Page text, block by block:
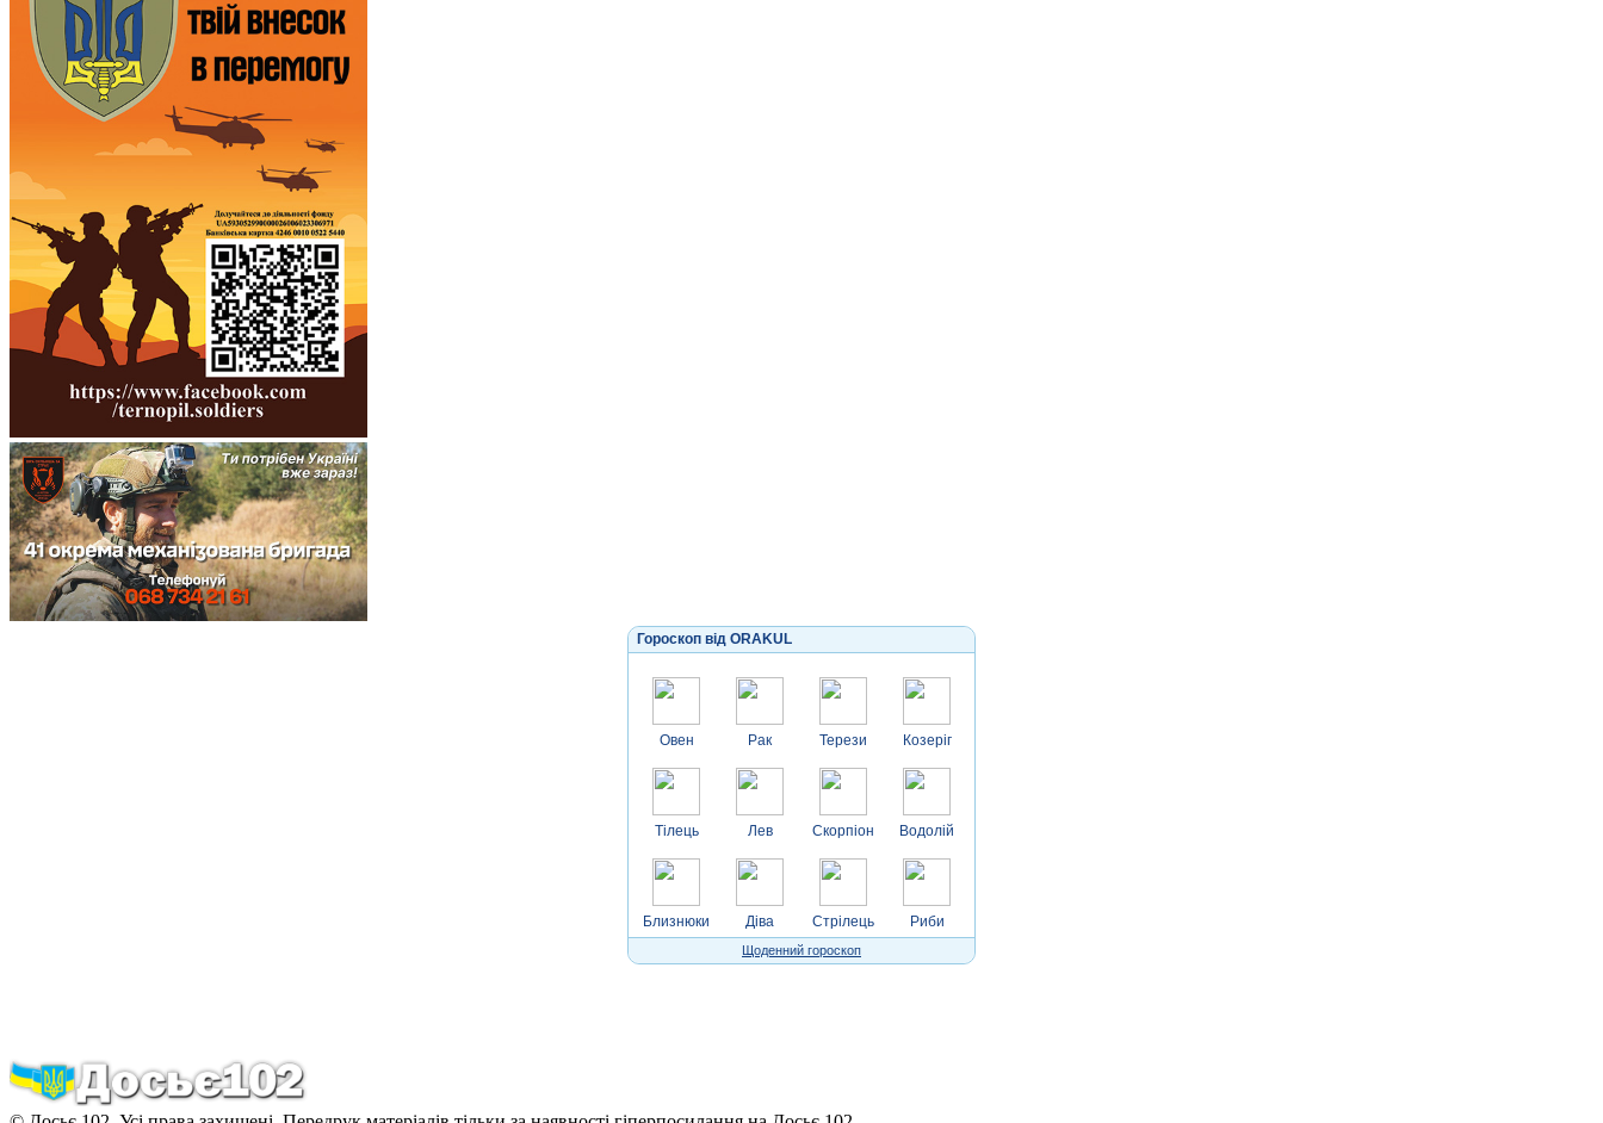
Гороскоп від ORAKUL
Овен
Тілець
Близнюки
Рак
Лев
Діва
Терези
Скорпіон
Стрілець
Козеріг
Водолій
Риби
Щоденний гороскоп